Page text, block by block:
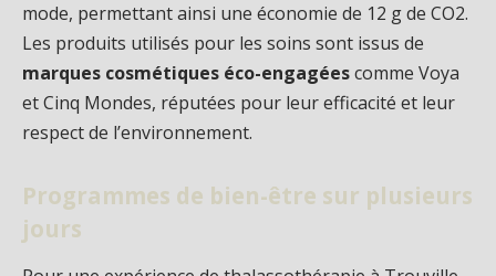
mode, permettant ainsi une économie de 12 g de CO2.
Les produits utilisés pour les soins sont issus de
marques cosmétiques éco-engagéescomme Voya
et Cinq Mondes, réputées pour leur efficacité et leur
respect de l’environnement.
Programmes de bien-être sur plusieurs
jours